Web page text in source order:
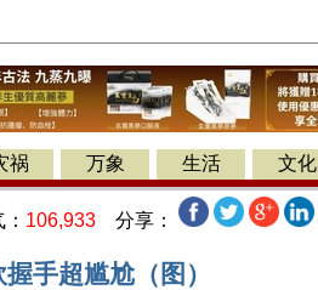
祸 万象 生活 文化
106,933 分享：
手超尴尬（图）